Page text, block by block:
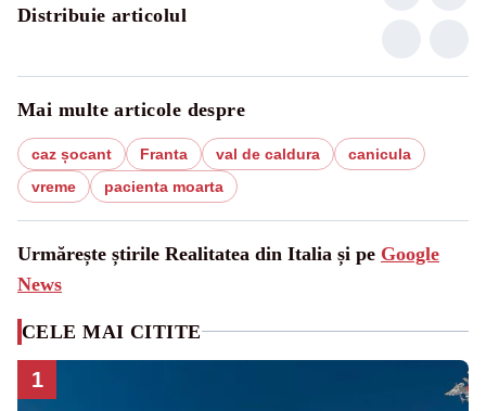
Distribuie articolul
Mai multe articole despre
caz șocant Franta val de caldura
canicula
vreme
pacienta moarta
Urmărește știrile Realitatea din Italia și pe Google
News
CELE MAI CITITE
1